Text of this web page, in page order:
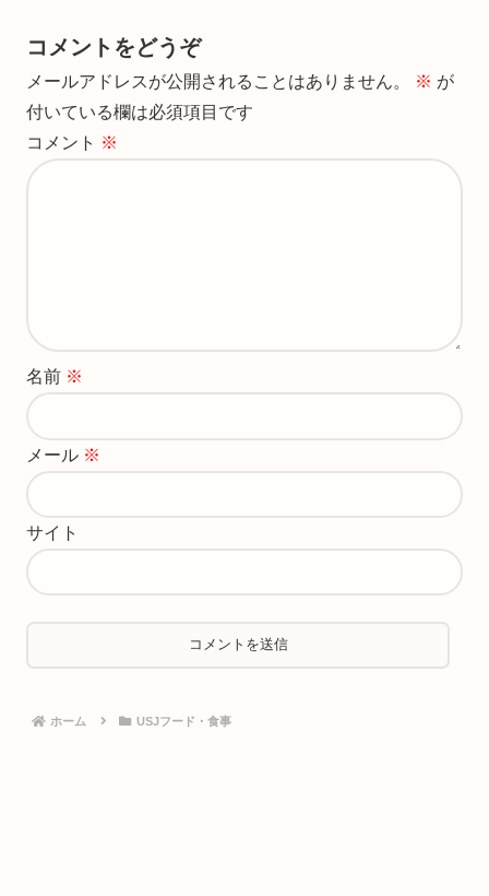
コメントをどうぞ
メールアドレスが公開されることはありません。 ※ が
付いている欄は必須項目です
コメント ※
名前 ※
メール ※
サイト
ホーム USJフード・食事